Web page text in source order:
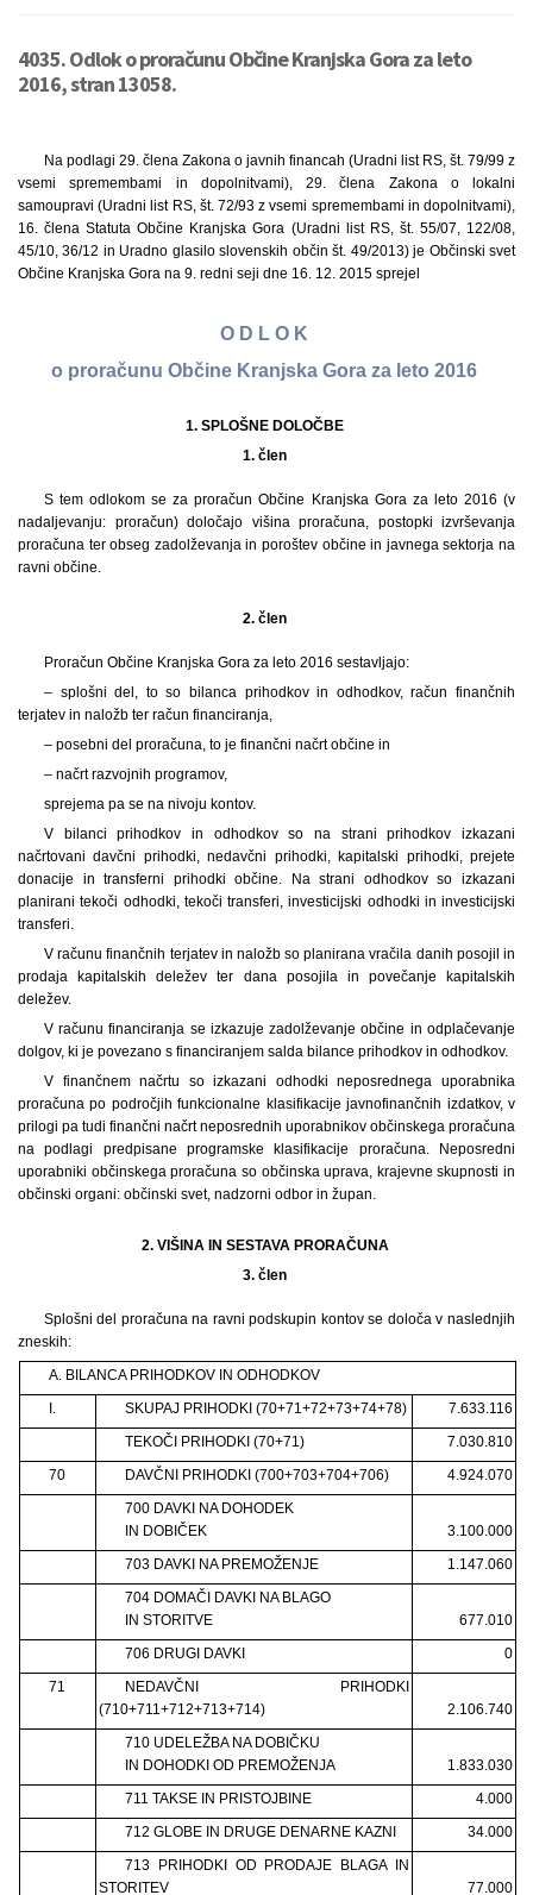
4035. Odlok o proračunu Občine Kranjska Gora za leto
2016, stran 13058.
Na podlagi 29. člena Zakona o javnih financah (Uradni list RS, št. 79/99 z
vsemi spremembami in dopolnitvami), 29. člena Zakona o lokalni
samoupravi (Uradni list RS, št. 72/93 z vsemi spremembami in dopolnitvami),
16. člena Statuta Občine Kranjska Gora (Uradni list RS, št. 55/07, 122/08,
45/10, 36/12 in Uradno glasilo slovenskih občin št. 49/2013) je Občinski svet
Občine Kranjska Gora na 9. redni seji dne 16. 12. 2015 sprejel
O D L O K
o proračunu Občine Kranjska Gora za leto 2016
1. SPLOŠNE DOLOČBE
1. člen
S tem odlokom se za proračun Občine Kranjska Gora za leto 2016 (v
nadaljevanju: proračun) določajo višina proračuna, postopki izvrševanja
proračuna ter obseg zadolževanja in poroštev občine in javnega sektorja na
ravni občine.
2. člen
Proračun Občine Kranjska Gora za leto 2016 sestavljajo:
– splošni del, to so bilanca prihodkov in odhodkov, račun finančnih
terjatev in naložb ter račun financiranja,
– posebni del proračuna, to je finančni načrt občine in
– načrt razvojnih programov,
sprejema pa se na nivoju kontov.
V bilanci prihodkov in odhodkov so na strani prihodkov izkazani
načrtovani davčni prihodki, nedavčni prihodki, kapitalski prihodki, prejete
donacije in transferni prihodki občine. Na strani odhodkov so izkazani
planirani tekoči odhodki, tekoči transferi, investicijski odhodki in investicijski
transferi.
V računu finančnih terjatev in naložb so planirana vračila danih posojil in
prodaja kapitalskih deležev ter dana posojila in povečanje kapitalskih
deležev.
V računu financiranja se izkazuje zadolževanje občine in odplačevanje
dolgov, ki je povezano s financiranjem salda bilance prihodkov in odhodkov.
V finančnem načrtu so izkazani odhodki neposrednega uporabnika
proračuna po področjih funkcionalne klasifikacije javnofinančnih izdatkov, v
prilogi pa tudi finančni načrt neposrednih uporabnikov občinskega proračuna
na podlagi predpisane programske klasifikacije proračuna. Neposredni
uporabniki občinskega proračuna so občinska uprava, krajevne skupnosti in
občinski organi: občinski svet, nadzorni odbor in župan.
2. VIŠINA IN SESTAVA PRORAČUNA
3. člen
Splošni del proračuna na ravni podskupin kontov se določa v naslednjih
zneskih:
A. BILANCA PRIHODKOV IN ODHODKOV
I.
SKUPAJ PRIHODKI (70+71+72+73+74+78)
7.633.116
TEKOČI PRIHODKI (70+71)
7.030.810
70
DAVČNI PRIHODKI (700+703+704+706)
4.924.070
700 DAVKI NA DOHODEK
IN DOBIČEK
3.100.000
703 DAVKI NA PREMOŽENJE
1.147.060
704 DOMAČI DAVKI NA BLAGO
IN STORITVE
677.010
706 DRUGI DAVKI
0
71
NEDAVČNI PRIHODKI
(710+711+712+713+714)
2.106.740
710 UDELEŽBA NA DOBIČKU
IN DOHODKI OD PREMOŽENJA
1.833.030
711 TAKSE IN PRISTOJBINE
4.000
712 GLOBE IN DRUGE DENARNE KAZNI
34.000
713 PRIHODKI OD PRODAJE BLAGA IN
STORITEV
77.000